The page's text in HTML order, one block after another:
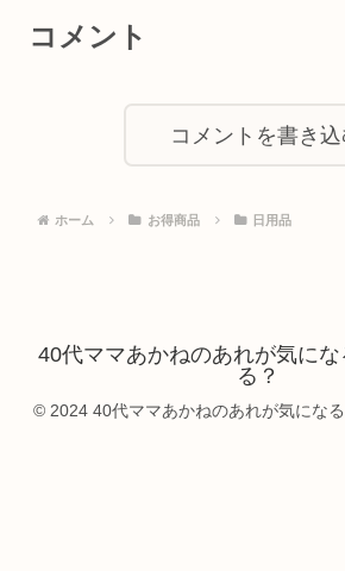
コメント
コメントを書き込
ホーム お得商品 日用品
40代ママあかねのあれが気に
る？
© 2024 40代ママあかねのあれが気になる